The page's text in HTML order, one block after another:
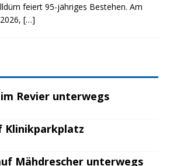
feiert 95-jähriges Bestehen. Am
[…]
Revier unterwegs
Klinikparkplatz
Mähdrescher unterwegs